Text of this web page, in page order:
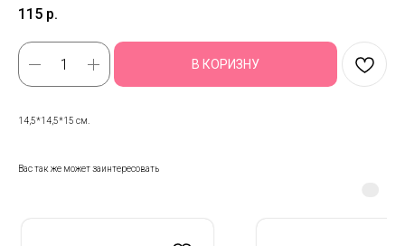
115 р.
В КОРИЗНУ
14,5*14,5*15 см.
Вас так же может заинтересовать